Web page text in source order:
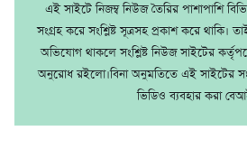
এই সাইটে নিজম্ব নিউজ তৈরির পাশাপাশি
সংগ্রহ করে সংশ্লিষ্ট সূত্রসহ প্রকাশ করে থাকি।
অভিযোগ থাকলে সংশ্লিষ্ট নিউজ সাইটের
অনুরোধ রইলো।বিনা অনুমতিতে এই সাইটের
ভিডিও ব্যবহার করা